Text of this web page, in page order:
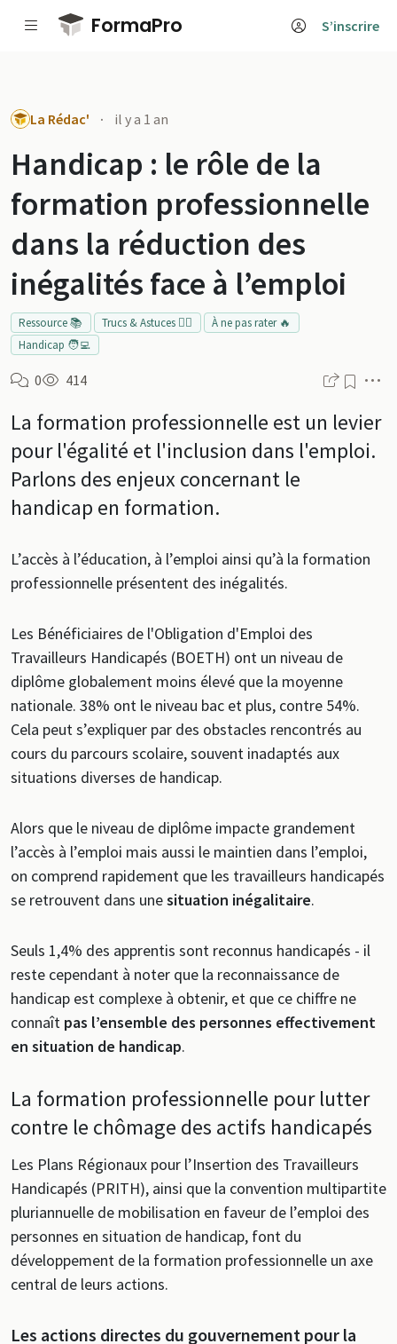
Passer au contenu principal
FormaPro S’inscrire
La Rédac' · il y a 1 an
Handicap : le rôle de la
formation professionnelle
dans la réduction des
inégalités face à l’emploi
Ressource 📚 Trucs & Astuces 👍🏻
À ne pas rater 🔥
Handicap 🧑‍💻
0 414
La formation professionnelle est un levier
pour l'égalité et l'inclusion dans l'emploi.
Parlons des enjeux concernant le
handicap en formation.
L’accès à l’éducation, à l’emploi ainsi qu’à la formation
professionnelle présentent des inégalités.
Les Bénéficiaires de l'Obligation d'Emploi des
Travailleurs Handicapés (BOETH) ont un niveau de
diplôme globalement moins élevé que la moyenne
nationale. 38% ont le niveau bac et plus, contre 54%.
Cela peut s’expliquer par des obstacles rencontrés au
cours du parcours scolaire, souvent inadaptés aux
situations diverses de handicap.
Alors que le niveau de diplôme impacte grandement
l’accès à l’emploi mais aussi le maintien dans l’emploi,
on comprend rapidement que les travailleurs handicapés
se retrouvent dans unesituation inégalitaire.
Seuls 1,4% des apprentis sont reconnus handicapés - il
reste cependant à noter que la reconnaissance de
handicap est complexe à obtenir, et que ce chiffre ne
connaît pas l’ensemble des personnes effectivement
en situation de handicap.
La formation professionnelle pour lutter
contre le chômage des actifs handicapés
Les Plans Régionaux pour l’Insertion des Travailleurs
Handicapés (PRITH), ainsi que la convention multipartite
pluriannuelle de mobilisation en faveur de l’emploi des
personnes en situation de handicap, font du
développement de la formation professionnelle un axe
central de leurs actions.
Les actions directes du gouvernement pour la